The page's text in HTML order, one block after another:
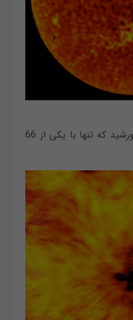
یک تصویر اسکن سریع از خورشید که تنها با یکی از 66